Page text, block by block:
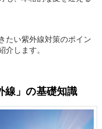
たい紫外線対策のポイン
介します。
線」の基礎知識